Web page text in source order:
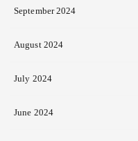
September 2024
August 2024
July 2024
June 2024